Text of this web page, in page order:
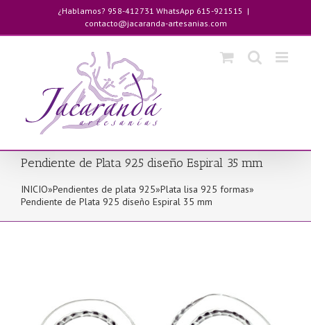
contenido
¿Hablamos? 958-412731 WhatsApp 615-921515 |
contacto@jacaranda-artesanias.com
Pendiente de Plata 925 diseño Espiral 35 mm
INICIO»Pendientes de plata 925»Plata lisa 925 formas»
Pendiente de Plata 925 diseño Espiral 35 mm